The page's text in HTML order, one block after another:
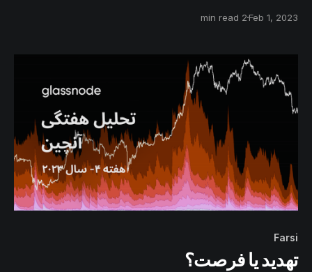
گزارش به وضعیت بیتکوین در بازار مشتقات و صرافی‌های
Feb 1, 2023
2 min read
Farsi
تهدید یا فرصت؟